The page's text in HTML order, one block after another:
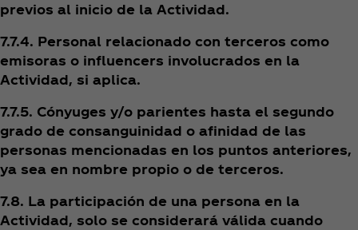
previos al inicio de la Actividad.
7.7.4. Personal relacionado con terceros como
emisoras o influencers involucrados en la
Actividad, si aplica.
7.7.5. Cónyuges y/o parientes hasta el segundo
grado de consanguinidad o afinidad de las
personas mencionadas en los puntos anteriores,
ya sea en nombre propio o de terceros.
7.8. La participación de una persona en la
Actividad, solo se considerará válida cuando